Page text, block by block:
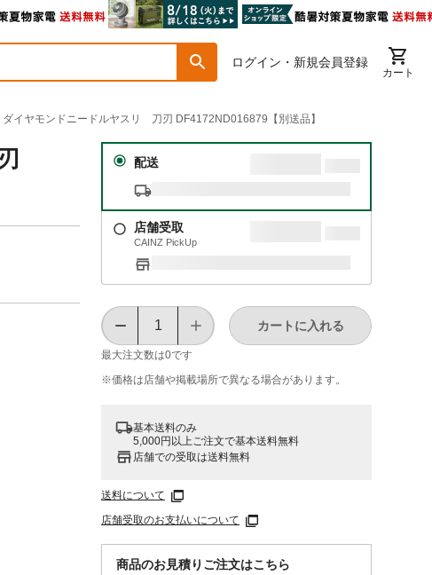
ログイン・新規会員登録
カート
ダイヤモンドニードルヤスリ 刀刃 DF4172ND016879【別送品】
配送
店舗受取
CAINZ PickUp
最大注文数は0です
カートに入れる
※価格は​店舗や​掲載場所で​異なる​場合が​あります。
基本送料のみ
5,000円以上ご注文で基本送料無料
店舗での受取は送料無料
送料について
店舗受取のお支払いについて
商品のお見積りご注文はこちら